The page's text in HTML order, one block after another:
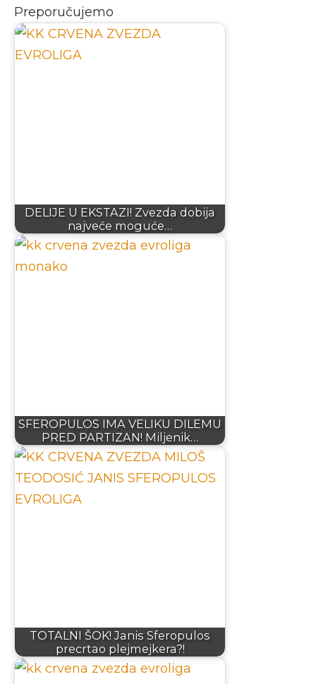
Preporučujemo
DELIJE U EKSTAZI! Zvezda dobija
najveće moguće…
SFEROPULOS IMA VELIKU DILEMU
PRED PARTIZAN! Miljenik…
TOTALNI ŠOK! Janis Sferopulos
precrtao plejmejkera?!